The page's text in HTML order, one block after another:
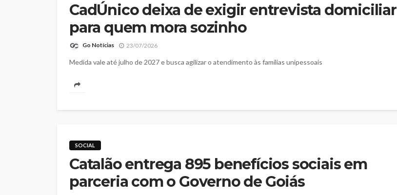
CadÚnico deixa de exigir entrevista domiciliar
para quem mora sozinho
Go Notícias 23/07/2026
Medida vale até julho de 2027 e busca agilizar o atendimento às famílias unipessoais
SOCIAL
Catalão entrega 895 benefícios sociais em
parceria com o Governo de Goiás